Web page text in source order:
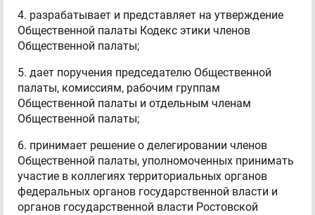
4. разрабатывает и представляет на утверждение
Общественной палаты Кодекс этики членов
Общественной палаты;
5. дает поручения председателю Общественной
палаты, комиссиям, рабочим группам
Общественной палаты и отдельным членам
Общественной палаты;
6. принимает решение о делегировании членов
Общественной палаты, уполномоченных принимать
участие в коллегиях территориальных органов
федеральных органов государственной власти и
органов государственной власти Ростовской